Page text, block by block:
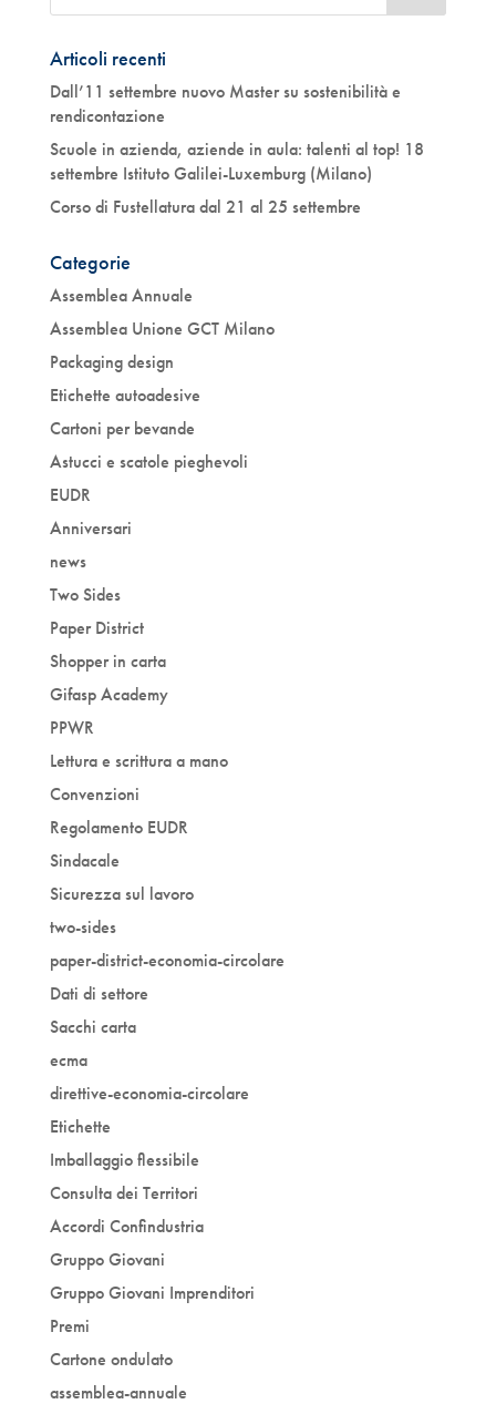
Articoli recenti
Dall’11 settembre nuovo Master su sostenibilità e
rendicontazione
Scuole in azienda, aziende in aula: talenti al top! 18
settembre Istituto Galilei-Luxemburg (Milano)
Corso di Fustellatura dal 21 al 25 settembre
Categorie
Assemblea Annuale
Assemblea Unione GCT Milano
Packaging design
Etichette autoadesive
Cartoni per bevande
Astucci e scatole pieghevoli
EUDR
Anniversari
news
Two Sides
Paper District
Shopper in carta
Gifasp Academy
PPWR
Lettura e scrittura a mano
Convenzioni
Regolamento EUDR
Sindacale
Sicurezza sul lavoro
two-sides
paper-district-economia-circolare
Dati di settore
Sacchi carta
ecma
direttive-economia-circolare
Etichette
Imballaggio flessibile
Consulta dei Territori
Accordi Confindustria
Gruppo Giovani
Gruppo Giovani Imprenditori
Premi
Cartone ondulato
assemblea-annuale